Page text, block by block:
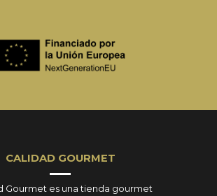
CALIDAD GOURMET
Gourmet es una tienda gourmet